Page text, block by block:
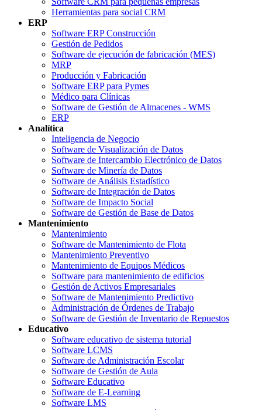
Herramientas para social CRM
ERP
Software ERP Construcción
Gestión de Pedidos
Software de ejecución de fabricación (MES)
MRP
Producción y Fabricación
Software ERP para Pymes
Médico para Clínicas
Software de Gestión de Almacenes - WMS
ERP
Analítica
Inteligencia de Negocio
Software de Visualización de Datos
Software de Intercambio Electrónico de Datos
Software de Minería de Datos
Software de Análisis Estadístico
Software de Integración de Datos
Software de Impacto Social
Software de Gestión de Base de Datos
Mantenimiento
Mantenimiento
Software de Mantenimiento de Flota
Mantenimiento Preventivo
Mantenimiento de Equipos Médicos
Software para mantenimiento de edificios
Gestión de Activos Empresariales
Software de Mantenimiento Predictivo
Administración de Órdenes de Trabajo
Software de Gestión de Inventario de Repuestos
Educativo
Software educativo de sistema tutorial
Software LCMS
Software de Administración Escolar
Software de Gestión de Aula
Software Educativo
Software de E-Learning
Software LMS